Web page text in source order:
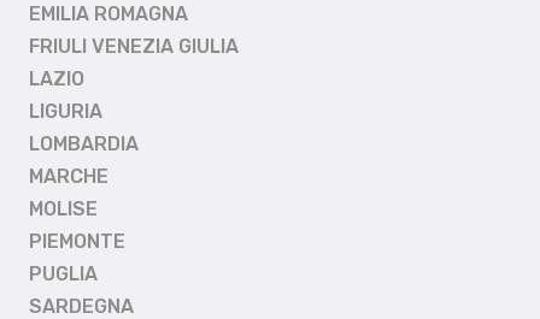
EMILIA ROMAGNA
FRIULI VENEZIA GIULIA
LAZIO
LIGURIA
LOMBARDIA
MARCHE
MOLISE
PIEMONTE
PUGLIA
SARDEGNA